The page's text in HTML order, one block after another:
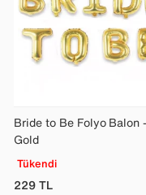
Bride to Be Folyo Balon
Gold
Tükendi
229TL